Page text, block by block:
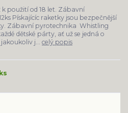
k použití od 18 let. Zábavní
Pískajícíc raketky jsou bezpečnější
Zábavní pyrotechnika Whistling
dětské párty, ať už se jedná o
j... celý popis